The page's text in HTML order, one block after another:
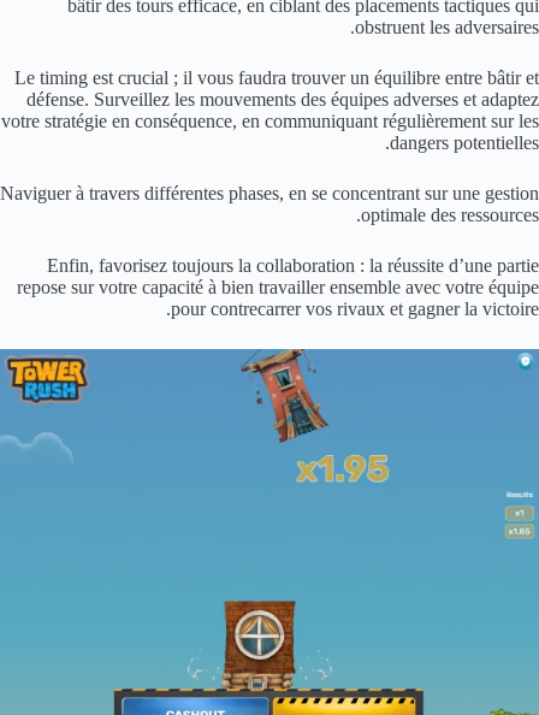
bâtir des tours efficace, en ciblant des placements tactiques qui
obstruent les adversaires.
Le timing est crucial ; il vous faudra trouver un équilibre entre bâtir et
défense. Surveillez les mouvements des équipes adverses et adaptez
votre stratégie en conséquence, en communiquant régulièrement sur les
dangers potentielles.
Naviguer à travers différentes phases, en se concentrant sur une gestion
optimale des ressources.
Enfin, favorisez toujours la collaboration : la réussite d’une partie
repose sur votre capacité à bien travailler ensemble avec votre équipe
pour contrecarrer vos rivaux et gagner la victoire.